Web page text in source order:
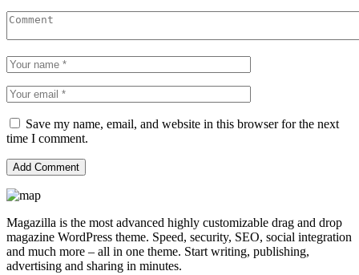
Save my name, email, and website in this browser for the next
time I comment.
Magazilla is the most advanced highly customizable drag and drop
magazine WordPress theme. Speed, security, SEO, social integration
and much more – all in one theme. Start writing, publishing,
advertising and sharing in minutes.